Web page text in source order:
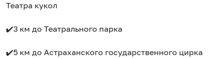
Театра кукол
✔️3 км до Театрального парка
✔️5 км до Астраханского государственного цирка